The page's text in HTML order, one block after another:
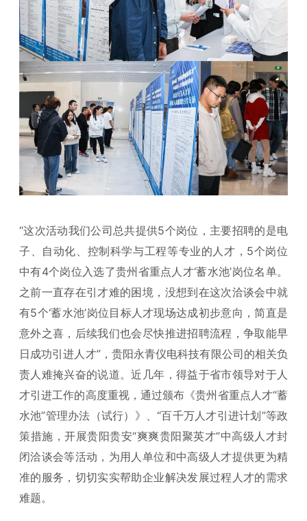
“这次活动我们公司总共提供5个岗位，主要招聘的是电
子、自动化、控制科学与工程等专业的人才，5个岗位
中有4个岗位入选了贵州省重点人才‘蓄水池’岗位名单。
之前一直存在引才难的困境，没想到在这次洽谈会中就
有5个‘蓄水池’岗位目标人才现场达成初步意向，简直是
意外之喜，后续我们也会尽快推进招聘流程，争取能早
日成功引进人才”，贵阳永青仪电科技有限公司的相关负
责人难掩兴奋的说道。近几年，得益于省市领导对于人
才引进工作的高度重视，通过颁布《贵州省重点人才“蓄
水池”管理办法（试行）》、“百千万人才引进计划”等政
策措施，开展贵阳贵安“爽爽贵阳聚英才”中高级人才封
闭洽谈会等活动，为用人单位和中高级人才提供更为精
准的服务，切切实实帮助企业解决发展过程人才的需求
难题。